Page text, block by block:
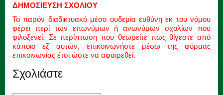
ΔΗΜΟΣΙΕΥΣΗ ΣΧΟΛΙΟΥ
Το παρόν διαδικτυακό μέσο ουδεμία ευθύνη εκ του νόμου
φέρει περί των επωνύμων ή ανωνύμων σχολίων που
φιλοξενεί. Σε περίπτωση που θεωρείτε πως θίγεστε από
κάποιο εξ αυτών, επικοινωνήστε μέσω της φόρμας
επικοινωνίας έτσι ώστε να αφαιρεθεί.
Σχολιάστε